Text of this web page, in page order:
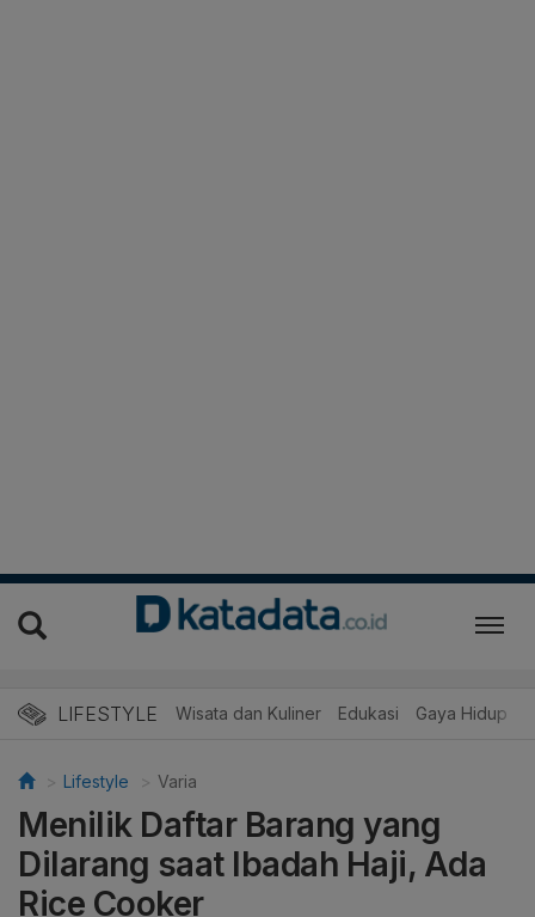
LIFESTYLE Wisata dan Kuliner Edukasi Gaya Hidup
Lifestyle Varia
Menilik Daftar Barang yang
Dilarang saat Ibadah Haji, Ada
Rice Cooker